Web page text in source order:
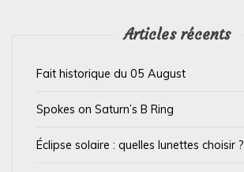
Articles récents
Fait historique du 05 August
Spokes on Saturn’s B Ring
Éclipse solaire : quelles lunettes choisir ?